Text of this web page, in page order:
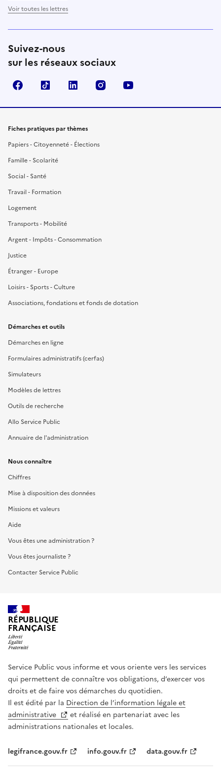
Voir toutes les lettres
Suivez-nous
sur les réseaux sociaux
FacebookTikTok LinkedIn Instagram
Fiches pratiques par thèmes
Papiers - Citoyenneté - Élections
Famille - Scolarité
Social - Santé
Travail - Formation
Logement
Transports - Mobilité
Argent - Impôts - Consommation
Justice
Étranger - Europe
Loisirs - Sports - Culture
Associations, fondations et fonds de dotation
Démarches et outils
Démarches en ligne
Formulaires administratifs (cerfas)
Simulateurs
Modèles de lettres
Outils de recherche
Allo Service Public
Annuaire de l'administration
Nous connaître
Chiffres
Mise à disposition des données
Missions et valeurs
Aide
Vous êtes une administration ?
Vous êtes journaliste ?
Contacter Service Public
RÉPUBLIQUE
FRANÇAISE
Service Public vous informe et vous oriente vers les services
qui permettent de connaître vos obligations, d’exercer vos
droits et de faire vos démarches du quotidien.
Il est édité par la Direction de l’information légale et
administrative
et réalisé en partenariat avec les
administrations nationales et locales.
legifrance.gouv.fr info.gouv.fr data.gouv.fr